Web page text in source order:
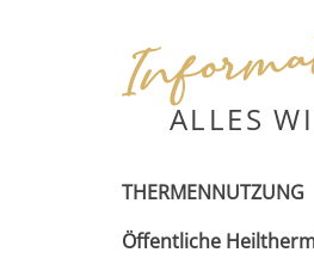
ALLES
THERMENNUTZUNG
Öffentliche